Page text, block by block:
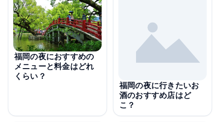
福岡の夜におすすめの
メニューと料金はどれ
くらい？
福岡の夜に行きたいお
酒のおすすめ店はど
こ？